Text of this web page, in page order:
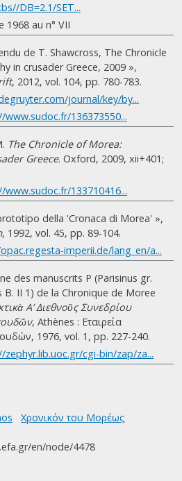
DB=2.1/SET...
1968 au n° VII
de T. Shawcross, The Chronicle
in crusader Greece, 2009 »,
, 2012, vol. 104, pp. 780-783.
journal/key/by...
www.sudoc.fr/136373550...
The Chronicle of Morea:
Greece. Oxford, 2009, xii+401;
www.sudoc.fr/133710416...
della 'Cronaca di Morea' »,
, 1992, vol. 45, pp. 89-104.
imperii.de/lang_en/a...
des manuscrits P (Parisinus gr.
B. II 1) de la Chronique de Moree
Α’ Διεθνοῦς Συνεδρίου
, Athènes : Εταιρεία
1976, vol. 1, pp. 227-240.
zephyr.lib.uoc.gr/cgi-bin/zap/za...
Χρονικόν του Μoρέως
en/node/4478